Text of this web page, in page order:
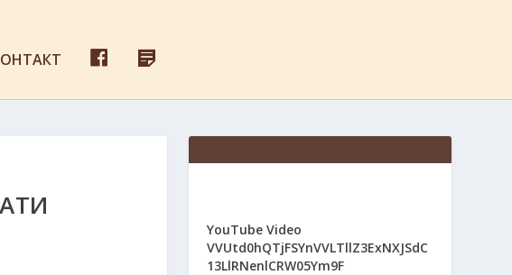
E
Д
С
YouTube Video
VVUtd0hQTjFSYnVVLTllZ3ExNXJSdC
13LlRNenlCRW05Ym9F